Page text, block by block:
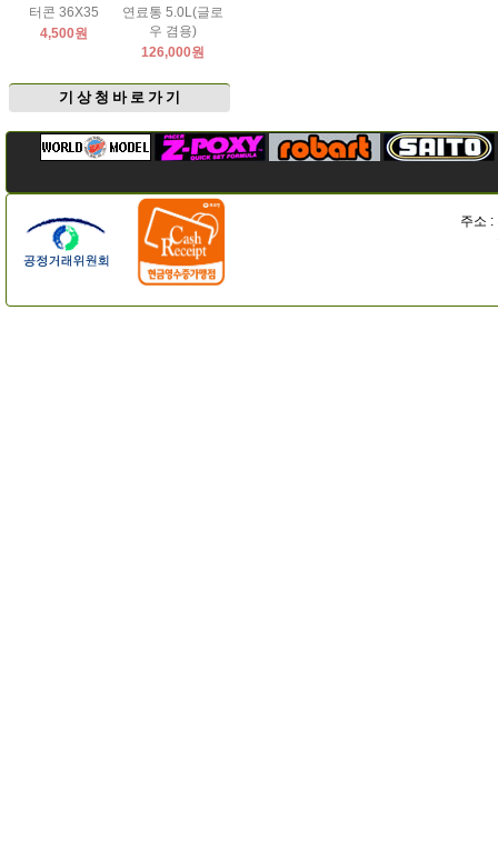
터콘 36X35
4,500원
연료통 5.0L(글로
우 겸용)
126,000원
기 상 청 바 로 가 기
주소